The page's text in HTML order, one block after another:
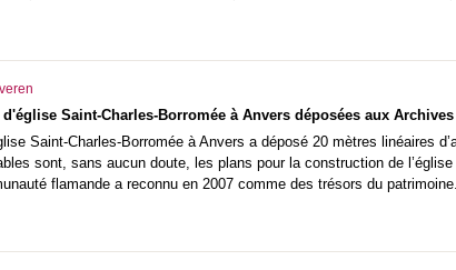
Saint-Charles-Borromée à Anvers déposées aux Archives
Saint-Charles-Borromée à Anvers a déposé 20 mètres linéaires
sont, sans aucun doute, les plans pour la construction de
flamande a reconnu en 2007 comme des trésors du patrimoine.